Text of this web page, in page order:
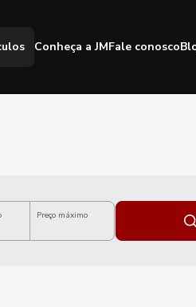
Conheça a JMFale conosco
Preço máximo